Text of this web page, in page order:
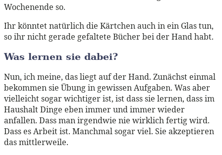
Wochenende so.
Ihr könntet natürlich die Kärtchen auch in ein Glas tun,
so ihr nicht gerade gefaltete Bücher bei der Hand habt.
Was lernen sie dabei?
Nun, ich meine, das liegt auf der Hand. Zunächst einmal
bekommen sie Übung in gewissen Aufgaben. Was aber
vielleicht sogar wichtiger ist, ist dass sie lernen, dass im
Haushalt Dinge eben immer und immer wieder
anfallen. Dass man irgendwie nie wirklich fertig wird.
Dass es Arbeit ist. Manchmal sogar viel. Sie akzeptieren
das mittlerweile.